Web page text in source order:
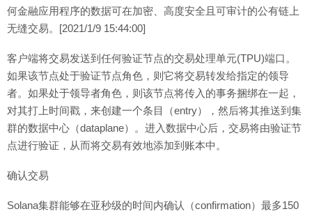
何金融应用程序的数据可在加密、高度安全且可审计的公有链上
无缝交易。[2021/1/9 15:44:00]
客户端将交易发送到任何验证节点的交易处理单元(TPU)端口。
如果该节点处于验证节点角色，则它将交易转发给指定的领导
者。如果处于领导者角色，则该节点将传入的事务捆绑在一起，
对其打上时间戳，来创建一个条目（entry），然后将其推送到集
群的数据中心（dataplane）。进入数据中心后，交易将由验证节
点进行验证，从而将交易有效地添加到账本中。
确认交易
Solana集群能够在亚秒级的时间内确认（confirmation）最多150